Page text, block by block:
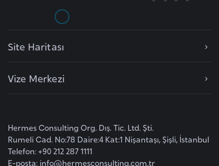
Site Haritası
Vize Merkezi
Hermes Consulting Org. Dış. Tic. Ltd. Şti.
Rumeli Cad. No:78 Daire:4 Kat:1 Nişantaşı, Şişli, İstanbul
Telefon: +90 212 287 1111
E-posta: info@hermesconsulting.com.tr
i
ş
i
S